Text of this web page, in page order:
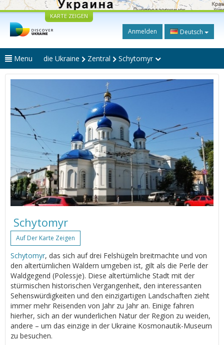
KARTE ZEIGEN
Anmelden Deutsch
Menu die Ukraine Zentral Schytomyr
Schytomyr
Auf Der Karte Zeigen
Schytomyr, das sich auf drei Felshügeln breitmachte und von
den altertümlichen Wäldern umgeben ist, gilt als die Perle der
Waldgegend (Polessje). Diese altertümliche Stadt mit der
stürmischen historischen Vergangenheit, den interessanten
Sehenswürdigkeiten und den einzigartigen Landschaften zieht
immer mehr Reisenden von Jahr zu Jahr an. Einige fahren
hierher, sich an der wunderlichen Natur der Region zu weiden,
andere – um das einzige in der Ukraine Kosmonautik-Museum
zu besuchen.